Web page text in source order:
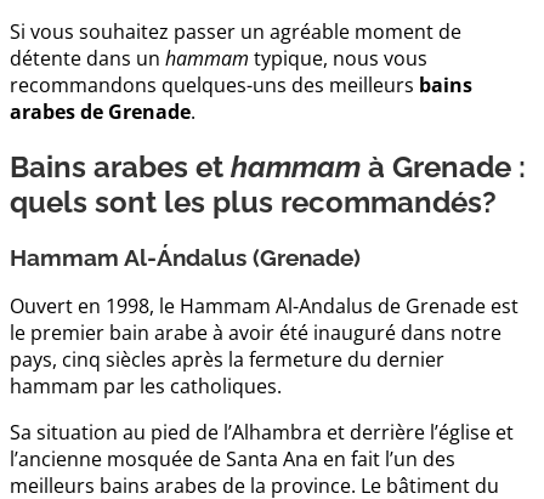
Si vous souhaitez passer un agréable moment de
détente dans un hammam typique, nous vous
recommandons quelques-uns des meilleurs bains
arabes de Grenade.
Bains arabes et hammam à Grenade :
quels sont les plus recommandés?
Hammam Al-Ándalus (Grenade)
Ouvert en 1998, le Hammam Al-Andalus de Grenade est
le premier bain arabe à avoir été inauguré dans notre
pays, cinq siècles après la fermeture du dernier
hammam par les catholiques.
Sa situation au pied de l’Alhambra et derrière l’église et
l’ancienne mosquée de Santa Ana en fait l’un des
meilleurs bains arabes de la province. Le bâtiment du